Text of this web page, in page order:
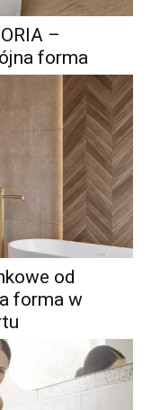
–
forma
od
forma w